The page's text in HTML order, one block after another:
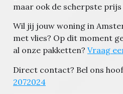
maar ook de scherpste prijs
Wil jij jouw woning in
met vlies? Op dit moment
al onze pakketten? Vraag
Direct contact? Bel ons
2072024